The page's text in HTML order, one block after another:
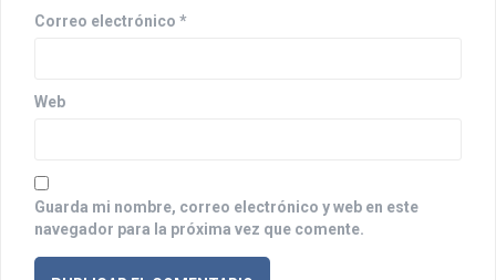
r
d
s
Correo electrónico *
Web
Guarda mi nombre, correo electrónico y web en este
navegador para la próxima vez que comente.